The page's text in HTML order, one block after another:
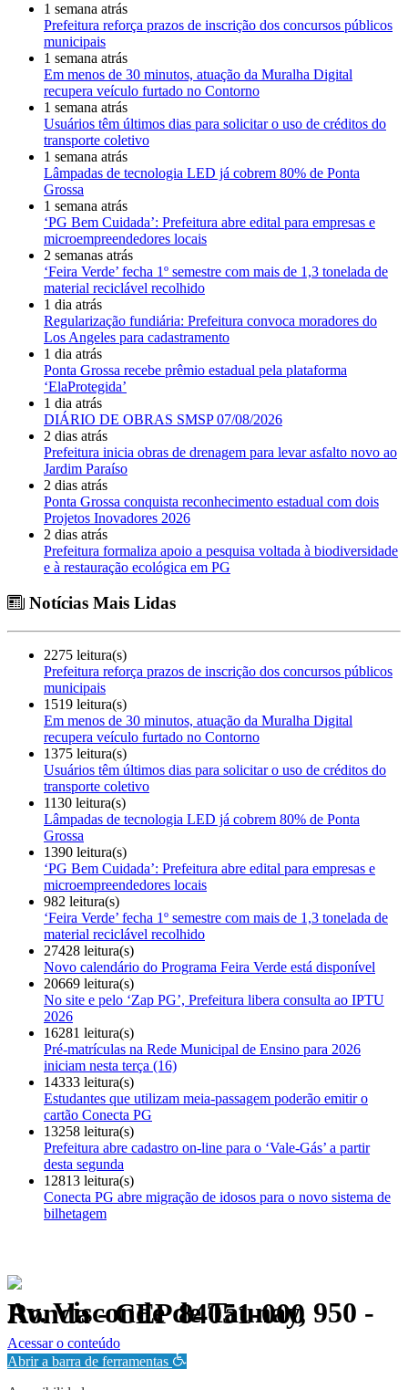
1 semana atrás
Prefeitura reforça prazos de inscrição dos concursos públicos
municipais
1 semana atrás
Em menos de 30 minutos, atuação da Muralha Digital
recupera veículo furtado no Contorno
1 semana atrás
Usuários têm últimos dias para solicitar o uso de créditos do
transporte coletivo
1 semana atrás
Lâmpadas de tecnologia LED já cobrem 80% de Ponta
Grossa
1 semana atrás
‘PG Bem Cuidada’: Prefeitura abre edital para empresas e
microempreendedores locais
2 semanas atrás
‘Feira Verde’ fecha 1º semestre com mais de 1,3 tonelada de
material reciclável recolhido
1 dia atrás
Regularização fundiária: Prefeitura convoca moradores do
Los Angeles para cadastramento
1 dia atrás
Ponta Grossa recebe prêmio estadual pela plataforma
‘ElaProtegida’
1 dia atrás
DIÁRIO DE OBRAS SMSP 07/08/2026
2 dias atrás
Prefeitura inicia obras de drenagem para levar asfalto novo ao
Jardim Paraíso
2 dias atrás
Ponta Grossa conquista reconhecimento estadual com dois
Projetos Inovadores 2026
2 dias atrás
Prefeitura formaliza apoio a pesquisa voltada à biodiversidade
e à restauração ecológica em PG
Notícias Mais Lidas
2275 leitura(s)
Prefeitura reforça prazos de inscrição dos concursos públicos
municipais
1519 leitura(s)
Em menos de 30 minutos, atuação da Muralha Digital
recupera veículo furtado no Contorno
1375 leitura(s)
Usuários têm últimos dias para solicitar o uso de créditos do
transporte coletivo
1130 leitura(s)
Lâmpadas de tecnologia LED já cobrem 80% de Ponta
Grossa
1390 leitura(s)
‘PG Bem Cuidada’: Prefeitura abre edital para empresas e
microempreendedores locais
982 leitura(s)
‘Feira Verde’ fecha 1º semestre com mais de 1,3 tonelada de
material reciclável recolhido
27428 leitura(s)
Novo calendário do Programa Feira Verde está disponível
20669 leitura(s)
No site e pelo ‘Zap PG’, Prefeitura libera consulta ao IPTU
2026
16281 leitura(s)
Pré-matrículas na Rede Municipal de Ensino para 2026
iniciam nesta terça (16)
14333 leitura(s)
Estudantes que utilizam meia-passagem poderão emitir o
cartão Conecta PG
13258 leitura(s)
Prefeitura abre cadastro on-line para o ‘Vale-Gás’ a partir
desta segunda
12813 leitura(s)
Conecta PG abre migração de idosos para o novo sistema de
bilhetagem
Av. Visconde de Taunay, 950 - Ronda - CEP 84051-000
Política de Privacidade.
Acessar o conteúdo
Abrir a barra de ferramentas